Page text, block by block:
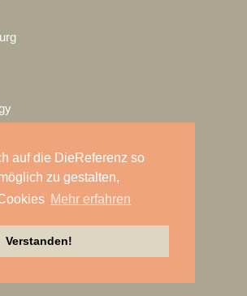
auf die DieReferenz so
zu gestalten,
Mehr erfahren
Verstanden!